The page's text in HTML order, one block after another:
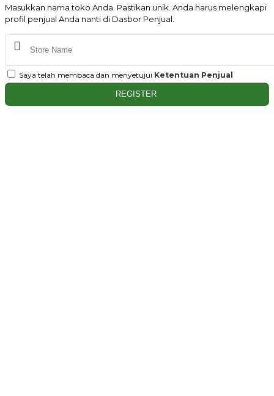
Masukkan nama toko Anda. Pastikan unik. Anda harus melengkapi
profil penjual Anda nanti di Dasbor Penjual.
Saya telah membaca dan menyetujui Ketentuan Penjual
REGISTER